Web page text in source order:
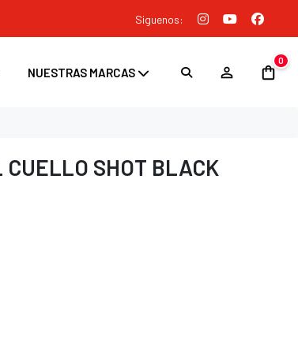
Siguenos:
NUESTRAS MARCAS
0
CUELLO SHOT BLACK